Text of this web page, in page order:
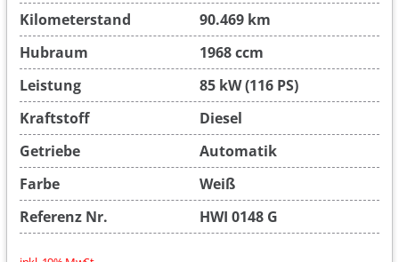
Kilometerstand
90.469 km
Hubraum
1968 ccm
Leistung
85 kW (116 PS)
Kraftstoff
Diesel
Getriebe
Automatik
Farbe
Weiß
Referenz Nr.
HWI 0148 G